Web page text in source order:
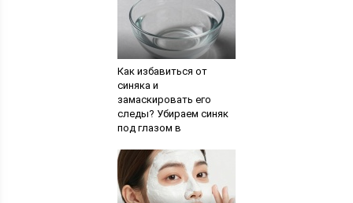
Как избавиться от
синяка и
замаскировать его
следы? Убираем синяк
под глазом в